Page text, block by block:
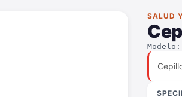
SALUD
Modelo: